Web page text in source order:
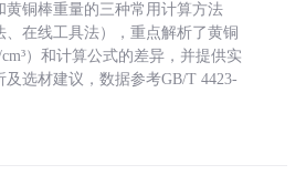
黄铜棒重量的三种常用计算方法
、在线工具法），重点解析了黄铜
）和计算公式的差异，并提供实
及选材建议，数据参考GB/T 4423-